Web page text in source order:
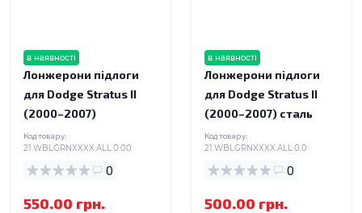
в наявності
Лонжерони підлоги
для Dodge Stratus II
(2000–2007)
Код товару:
21.WBLGRNXXXX.ALL.0.00
0
550.00 грн.
в наявності
Лонжерони підлоги
для Dodge Stratus II
(2000–2007) сталь
Код товару:
21.WBLGRNXXXX.ALL.0.0
0
500.00 грн.